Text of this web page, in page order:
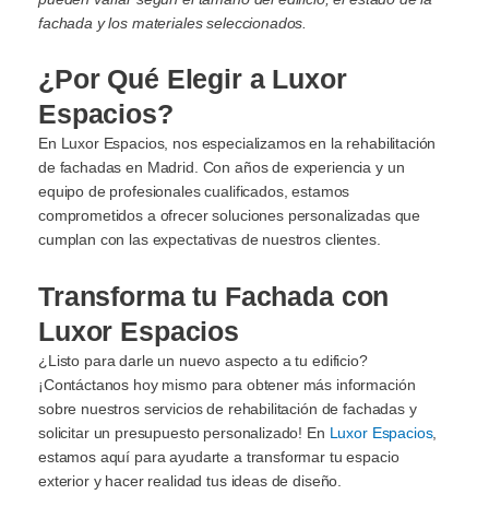
fachada y los materiales seleccionados.
¿Por Qué Elegir a Luxor
Espacios?
En Luxor Espacios, nos especializamos en la rehabilitación
de fachadas en Madrid. Con años de experiencia y un
equipo de profesionales cualificados, estamos
comprometidos a ofrecer soluciones personalizadas que
cumplan con las expectativas de nuestros clientes.
Transforma tu Fachada con
Luxor Espacios
¿Listo para darle un nuevo aspecto a tu edificio?
¡Contáctanos hoy mismo para obtener más información
sobre nuestros servicios de rehabilitación de fachadas y
solicitar un presupuesto personalizado! En Luxor Espacios,
estamos aquí para ayudarte a transformar tu espacio
exterior y hacer realidad tus ideas de diseño.